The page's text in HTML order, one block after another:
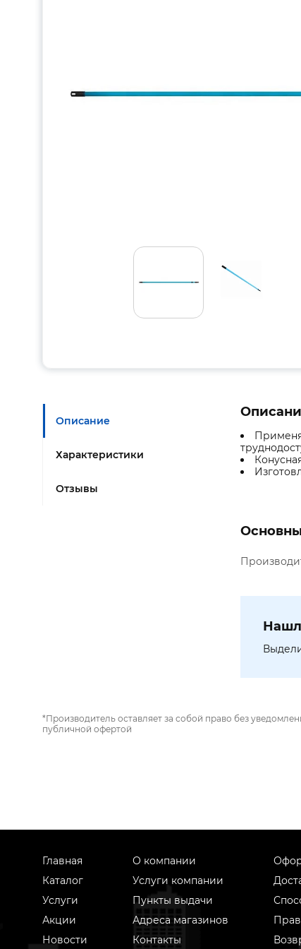
Описание
Характеристики
Отзывы
*Производитель оставляет за собой право без
публичной офертой
Главная
Каталог
Услуги
Акции
Новости
О компании
Услуги компании
Пункты выдачи
Адреса магазинов
Контакты